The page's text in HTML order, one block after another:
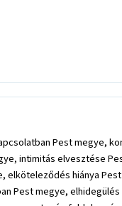
tanácsadás 1. kerület, életközépi válság kezelése 1. kerület, újrakezdési nehézségek kezelése 1. kerület, spirituális válság kezelése 1. kerület, személyiségfejlesztés 1. kerület, társkeresés 1. kerület, párválasztás 1. kerület, kapcsolati krízis kezelés 1. kerület, szerelmi csalódás feldolgozása 1. kerület, szorongás kezelés 1. kerület, párterápia Buda, párkapcsolati tanácsadás Buda, párkapcsolati segítség Buda, szerep a párkapcsolatban Buda, együttműködés a párkapcsolatban Buda, kommunikáció a párkapcsolatban Buda, párkapcsolat fejlesztése Buda, párkapcsolati nehézségek kezelése Buda, párkapcsolati problémák kezelése Buda, intimitás elvesztése Buda, intimitás a párkapcsolatban Buda, szex problémák a párkapcsolatban Buda, féltékenység kezelése Buda, bizalmatlanság kezelése Buda, elköteleződés hiánya Buda, párkapcsolati különbségek kezelése Buda, időbeosztás kialakítása Buda, gyerekvállalás a párkapcsolatban Buda, közös célok a párkapcsolatban Buda, elhidegülés a párkapcsolatban Buda, megcsalás a párkapcsolatban Buda, trauma kezelése Buda, gyászfeldolgozás Buda, halál feldolgozása Buda, veszteség feldolgozása Buda, boldog párkapcsolat Buda, düh kezelés Buda, kommunikáció fejlesztése Buda, kommunikáció fejlesztés Buda, együttműködés fejlesztése Buda,